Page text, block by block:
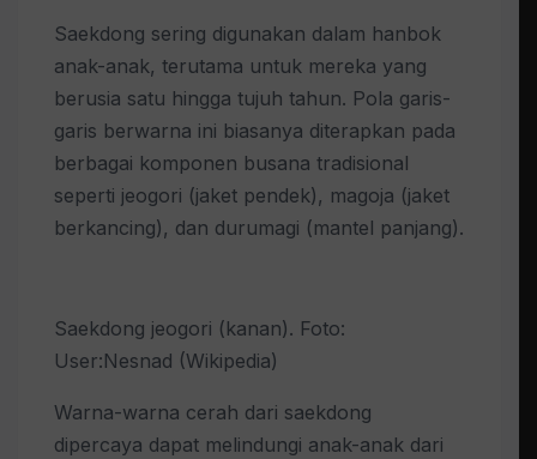
Saekdong sering digunakan dalam hanbok
anak-anak, terutama untuk mereka yang
berusia satu hingga tujuh tahun. Pola garis-
garis berwarna ini biasanya diterapkan pada
berbagai komponen busana tradisional
seperti jeogori (jaket pendek), magoja (jaket
berkancing), dan durumagi (mantel panjang).
Saekdong jeogori (kanan). Foto:
User:Nesnad (Wikipedia)
Warna-warna cerah dari saekdong
dipercaya dapat melindungi anak-anak dari